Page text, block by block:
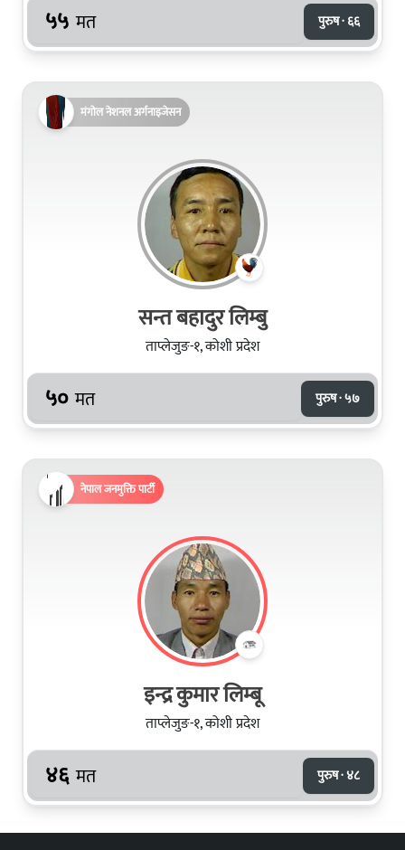
५५ मत पुरुष · ६६
मंगोल नेशनल अर्गनाइजेसन
सन्त बहादुर लिम्बु
ताप्लेजुङ-१, कोशी प्रदेश
५० मत पुरुष · ५७
नेपाल जनमुक्ति पार्टी
इन्द्र कुमार लिम्बू
ताप्लेजुङ-१, कोशी प्रदेश
४६ मत पुरुष · ४८